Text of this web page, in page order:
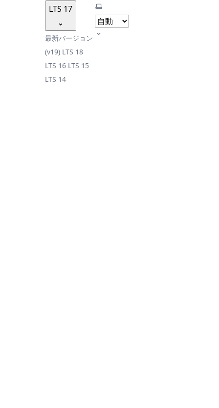
LTS 17
最新バージョン
(v19) LTS 18
LTS 16 LTS 15
LTS 14
テーマを選択